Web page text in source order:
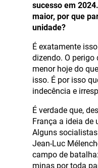
sucesso em
maior, por que
unidade?
É exatamente
dizendo. O perigo
menor hoje do
isso. É por isso
indecência e
É verdade que,
França a ideia de
Alguns
Jean-Luc
campo de
minas por toda